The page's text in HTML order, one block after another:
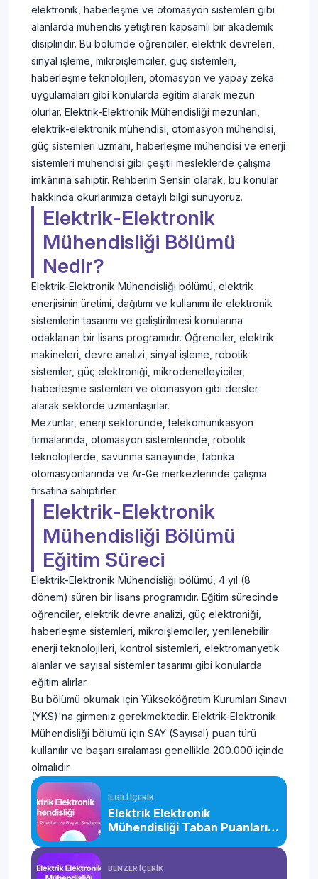
elektronik, haberleşme ve otomasyon sistemleri gibi
alanlarda mühendis yetiştiren kapsamlı bir akademik
disiplindir. Bu bölümde öğrenciler, elektrik devreleri,
sinyal işleme, mikroişlemciler, güç sistemleri,
haberleşme teknolojileri, otomasyon ve yapay zeka
uygulamaları gibi konularda eğitim alarak mezun
olurlar. Elektrik-Elektronik Mühendisliği mezunları,
elektrik-elektronik mühendisi, otomasyon mühendisi,
güç sistemleri uzmanı, haberleşme mühendisi ve enerji
sistemleri mühendisi gibi çeşitli mesleklerde çalışma
imkânına sahiptir. Rehberim Sensin olarak, bu konular
hakkında okurlarımıza detaylı bilgi sunuyoruz.
Elektrik-Elektronik
Mühendisliği Bölümü
Nedir?
Elektrik-Elektronik Mühendisliği bölümü, elektrik
enerjisinin üretimi, dağıtımı ve kullanımı ile elektronik
sistemlerin tasarımı ve geliştirilmesi konularına
odaklanan bir lisans programıdır. Öğrenciler, elektrik
makineleri, devre analizi, sinyal işleme, robotik
sistemler, güç elektroniği, mikrodenetleyiciler,
haberleşme sistemleri ve otomasyon gibi dersler
alarak sektörde uzmanlaşırlar.
Mezunlar, enerji sektöründe, telekomünikasyon
firmalarında, otomasyon sistemlerinde, robotik
teknolojilerde, savunma sanayiinde, fabrika
otomasyonlarında ve Ar-Ge merkezlerinde çalışma
fırsatına sahiptirler.
Elektrik-Elektronik
Mühendisliği Bölümü
Eğitim Süreci
Elektrik-Elektronik Mühendisliği bölümü, 4 yıl (8
dönem) süren bir lisans programıdır. Eğitim sürecinde
öğrenciler, elektrik devre analizi, güç elektroniği,
haberleşme sistemleri, mikroişlemciler, yenilenebilir
enerji teknolojileri, kontrol sistemleri, elektromanyetik
alanlar ve sayısal sistemler tasarımı gibi konularda
eğitim alırlar.
Bu bölümü okumak için Yükseköğretim Kurumları Sınavı
(YKS)'na girmeniz gerekmektedir. Elektrik-Elektronik
Mühendisliği bölümü için SAY (Sayısal) puan türü
kullanılır ve başarı sıralaması genellikle 200.000 içinde
olmalıdır.
İLGİLİ İÇERİK
Elektrik Elektronik
Mühendisliği Taban Puanları
BENZER İÇERİK